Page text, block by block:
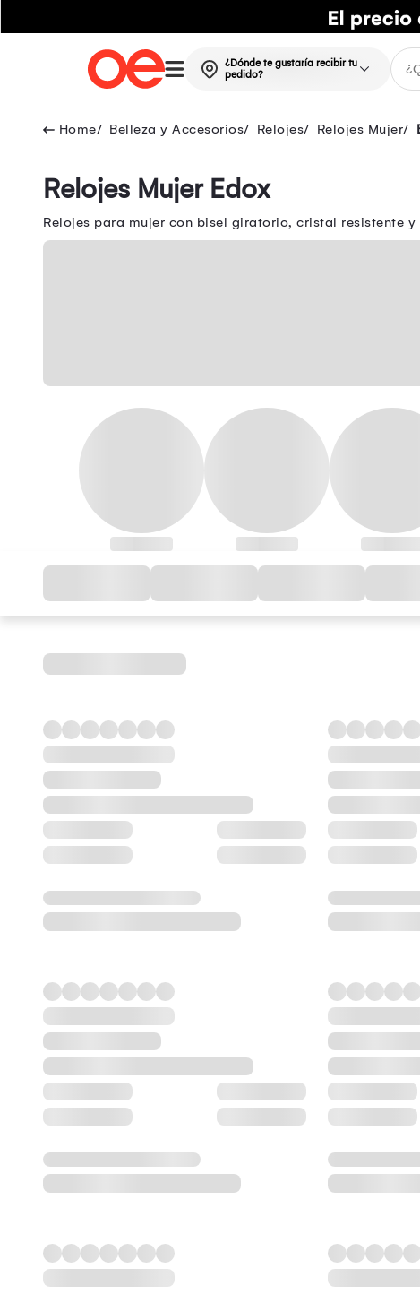
¿Dónde te gustaría recibir tu
pedido?
Belleza y Accesorios Relojes Relojes Mujer
Relojes Mujer Edox
Relojes para mujer con bisel giratorio, cristal resistente